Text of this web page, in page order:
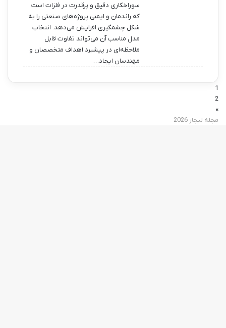
سوراخکاری دقیق و پرقدرت در فلزات است
که راندمان و ایمنی پروژه‌های صنعتی را به
شکل چشمگیری افزایش می‌دهد. انتخاب
مدل مناسب آن می‌تواند تفاوت قابل
ملاحظه‌ای در پیشبرد اهداف متخصصان و
مهندسان ایجاد…
1
2
»
مجله لیجار 2026